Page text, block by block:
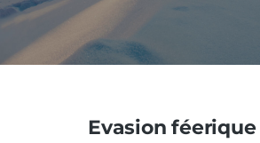
Evasion féerique